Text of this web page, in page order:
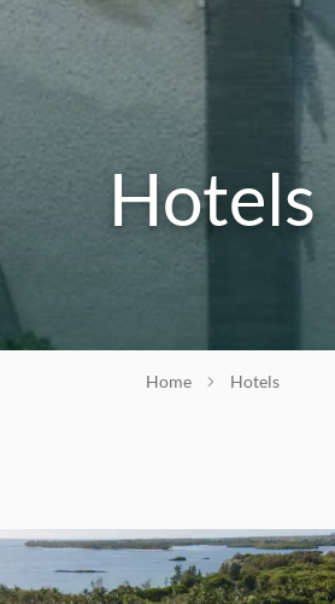
Hotels
Home Hotels